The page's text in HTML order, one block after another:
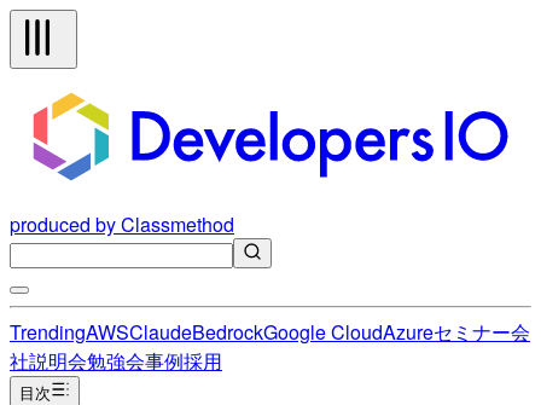
produced by Classmethod
TrendingAWSClaudeBedrockGoogle CloudAzureセミナー会
社説明会勉強会事例採用
目次